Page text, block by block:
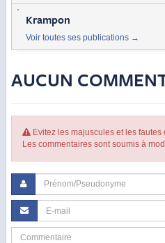
Krampon
Voir toutes ses publications →
AUCUN
Evitez les majuscules et les
Les commentaires sont soumis à